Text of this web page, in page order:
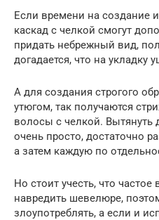
Если времени на создание
каскад с челкой смогут
придать небрежный вид,
догадается, что на
А для создания строгого
утюгом, так получаются
волосы с челкой.
очень просто, достаточно
а затем каждую по
Но стоит учесть, что
навредить шевелюре,
злоупотреблять, а если и